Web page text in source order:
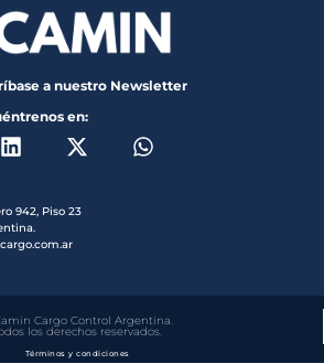
a nuestro Newsletter
en:
942, Piso 23
Cargo Control Argentina.
los derechos reservados.
Términos y condiciones